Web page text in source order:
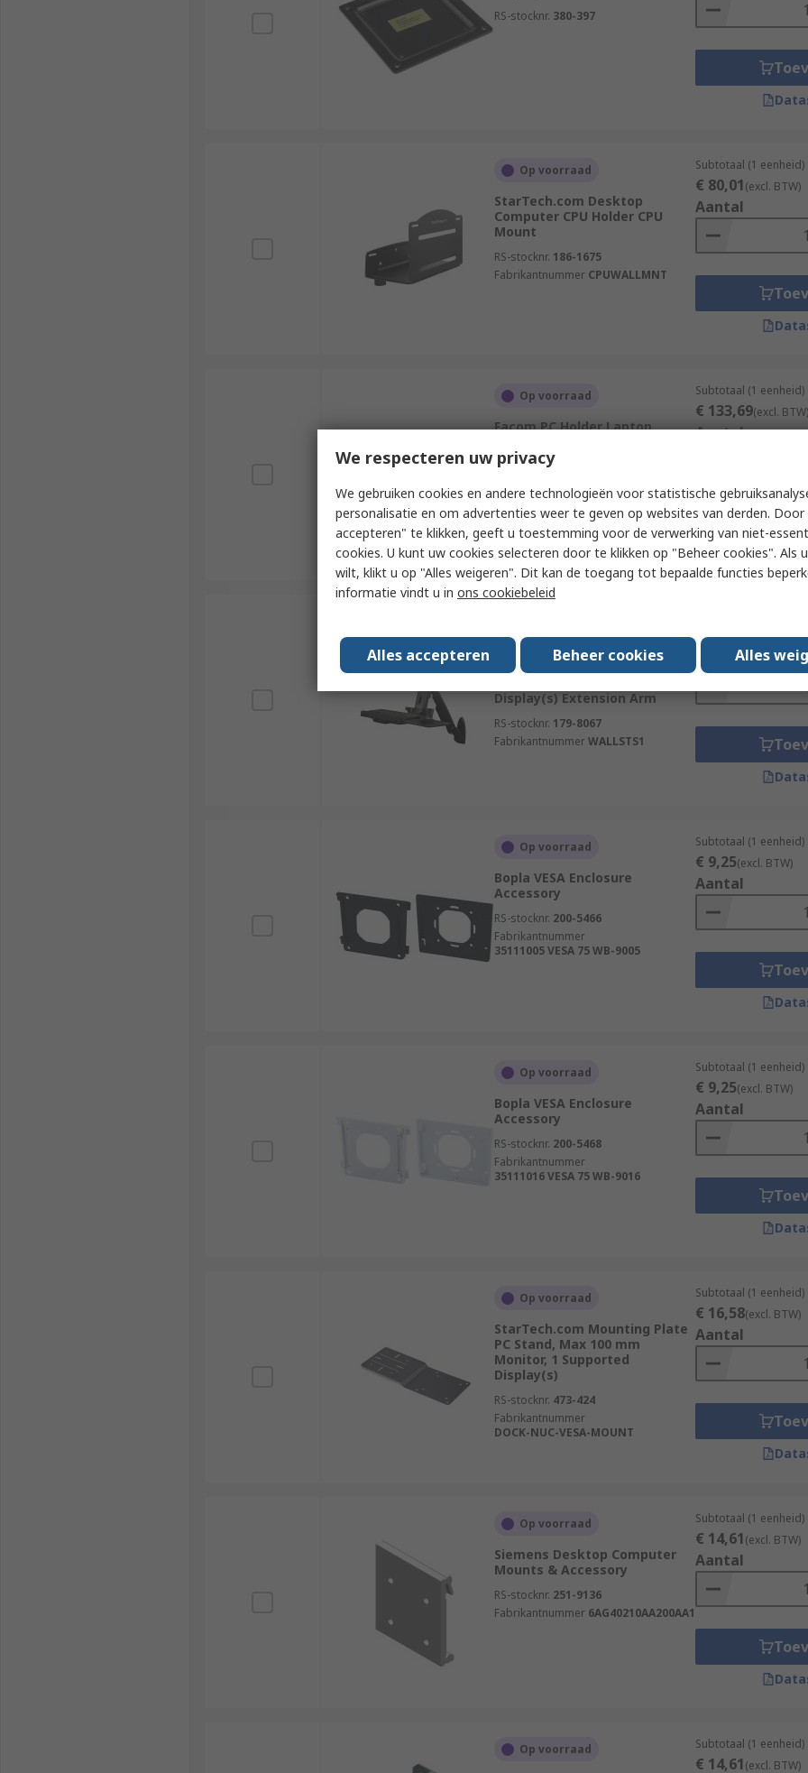
RS-stocknr. 380-397
Op voorraad
StarTech.com Desktop
Computer CPU Holder CPU
Mount
RS-stocknr. 186-1675
Fabrikantnummer CPUWALLMNT
Subtotaal (1 eenheid)
€ 80,01(excl. BTW)
Aantal
Op voorraad
Facom PC Holder Laptop
Supported Display(s)
Extension Arm
RS-stocknr.255-6104
Fabrikantnummer JET.WA3PF
Subtotaal (1 eenheid)
€ 133,69(excl. BTW)
Aantal
StarTech.com PC Stand Wall
Mount Sit-Stand Desk, Max 24
Display(s) Extension Arm
RS-stocknr. 179-8067
FabrikantnummerWALLSTS1
€ 669,13(excl. BTW)
Aantal
Op voorraad
Bopla VESA Enclosure
Accessory
RS-stocknr. 200-5466
Fabrikantnummer
35111005 VESA 75 WB-9005
Subtotaal (1 eenheid)
€ 9,25(excl. BTW)
Aantal
Op voorraad
Bopla VESA Enclosure
Accessory
RS-stocknr. 200-5468
Fabrikantnummer
35111016 VESA 75 WB-9016
Subtotaal (1 eenheid)
€ 9,25(excl. BTW)
Aantal
Op voorraad
StarTech.com Mounting Plate
PC Stand, Max 100 mm
Monitor, 1 Supported
Display(s)
RS-stocknr. 473-424
Fabrikantnummer
DOCK-NUC-VESA-MOUNT
Subtotaal (1 eenheid)
€ 16,58(excl. BTW)
Aantal
Op voorraad
Siemens Desktop Computer
Mounts & Accessory
RS-stocknr. 251-9136
Fabrikantnummer 6AG40210AA200AA1
Subtotaal (1 eenheid)
€ 14,61(excl. BTW)
Aantal
Op voorraad Subtotaal (1 eenheid)
€ 14,61(excl. BTW)
We respecteren uw privacy
We gebruiken cookies en andere technologieën voor statistische
personalisatie en om advertenties weer te geven op websites van derden. Door
accepteren" te klikken, geeft u toestemming voor de verwerking van niet-
cookies. U kunt uw cookies selecteren door te klikken op "Beheer cookies". Als
wilt, klikt u op "Alles weigeren". Dit kan de toegang tot bepaalde functies
informatie vindt u in ons cookiebeleid
Alles accepteren Beheer cookies Alles